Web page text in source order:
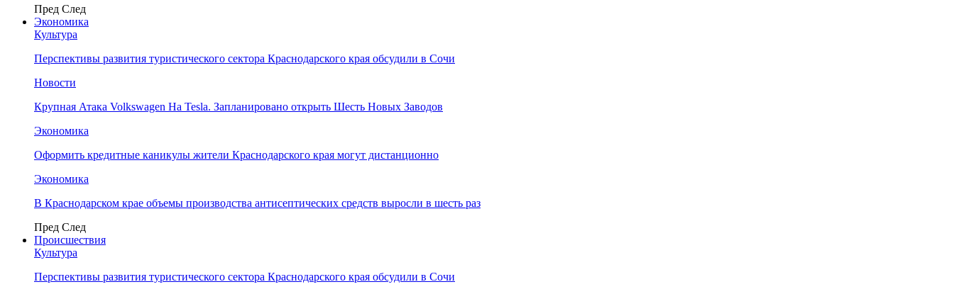
Пред След
Экономика
Культура
Перспективы развития туристического сектора Краснодарского края обсудили в Сочи
Новости
Крупная Атака Volkswagen На Tesla. Запланировано открыть Шесть Новых Заводов
Экономика
Оформить кредитные каникулы жители Краснодарского края могут дистанционно
Экономика
В Краснодарском крае объемы производства антисептических средств выросли в шесть раз
Пред След
Происшествия
Культура
Перспективы развития туристического сектора Краснодарского края обсудили в Сочи